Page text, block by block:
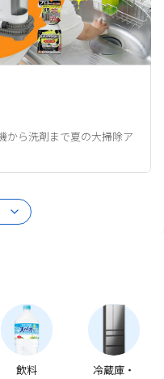
から洗剤まで夏の大掃除ア
飲料
冷蔵庫・